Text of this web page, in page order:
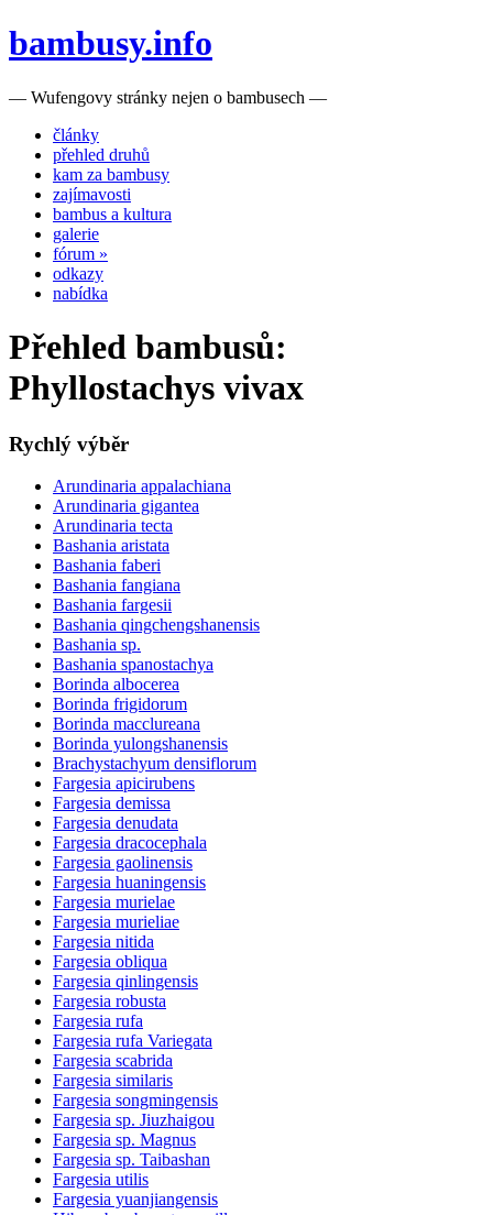
bambusy.info
— Wufengovy stránky nejen o bambusech —
články
přehled druhů
kam za bambusy
zajímavosti
bambus a kultura
galerie
fórum »
odkazy
nabídka
Přehled bambusů:
Phyllostachys vivax
Rychlý výběr
Arundinaria appalachiana
Arundinaria gigantea
Arundinaria tecta
Bashania aristata
Bashania faberi
Bashania fangiana
Bashania fargesii
Bashania qingchengshanensis
Bashania sp.
Bashania spanostachya
Borinda albocerea
Borinda frigidorum
Borinda macclureana
Borinda yulongshanensis
Brachystachyum densiflorum
Fargesia apicirubens
Fargesia demissa
Fargesia denudata
Fargesia dracocephala
Fargesia gaolinensis
Fargesia huaningensis
Fargesia murielae
Fargesia murieliae
Fargesia nitida
Fargesia obliqua
Fargesia qinlingensis
Fargesia robusta
Fargesia rufa
Fargesia rufa Variegata
Fargesia scabrida
Fargesia similaris
Fargesia songmingensis
Fargesia sp. Jiuzhaigou
Fargesia sp. Magnus
Fargesia sp. Taibashan
Fargesia utilis
Fargesia yuanjiangensis